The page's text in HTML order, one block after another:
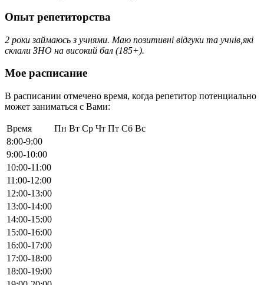
Опыт репетиторства
2 роки займаюсь з учнями. Маю позитивні відгуки та учнів,які
склали ЗНО на високий бал (185+).
Мое расписание
В расписании отмечено время, когда репетитор потенциально
может заниматься с Вами:
Время Пн Вт Ср Чт Пт Сб Вс
8:00-9:00
9:00-10:00
10:00-11:00
11:00-12:00
12:00-13:00
13:00-14:00
14:00-15:00
15:00-16:00
16:00-17:00
17:00-18:00
18:00-19:00